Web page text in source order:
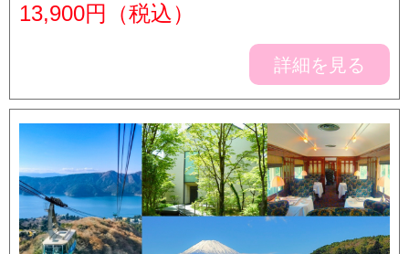
13,900円（税込）
詳細を見る